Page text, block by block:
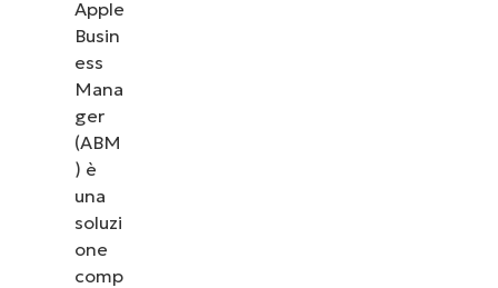
Apple
Busin
ess
Mana
ger
(ABM
) è
una
soluzi
one
comp